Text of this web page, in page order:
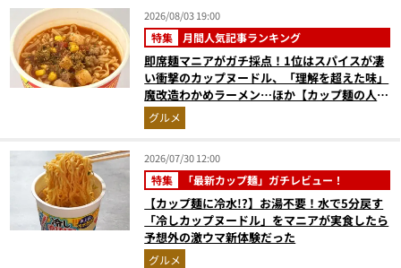
2026/08/03 19:00
特集 月間人気記事ランキング
即席麺マニアがガチ採点！1位はスパイスが凄
い衝撃のカップヌードル、「理解を超えた味」
魔改造わかめラーメン…ほか【カップ麺の人気
記事ランキングベスト3】（2026年6月版）
グルメ
2026/07/30 12:00
特集 「最新カップ麺」ガチレビュー！
【カップ麺に冷水!?】お湯不要！水で5分戻す
「冷しカップヌードル」をマニアが実食したら
予想外の激ウマ新体験だった
グルメ